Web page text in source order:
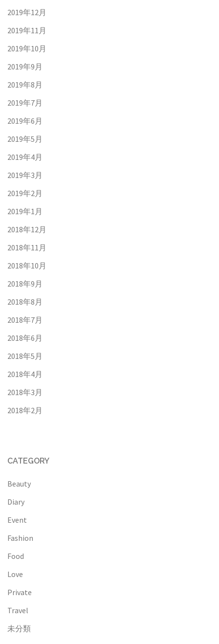
2019年12月
2019年11月
2019年10月
2019年9月
2019年8月
2019年7月
2019年6月
2019年5月
2019年4月
2019年3月
2019年2月
2019年1月
2018年12月
2018年11月
2018年10月
2018年9月
2018年8月
2018年7月
2018年6月
2018年5月
2018年4月
2018年3月
2018年2月
CATEGORY
Beauty
Diary
Event
Fashion
Food
Love
Private
Travel
未分類